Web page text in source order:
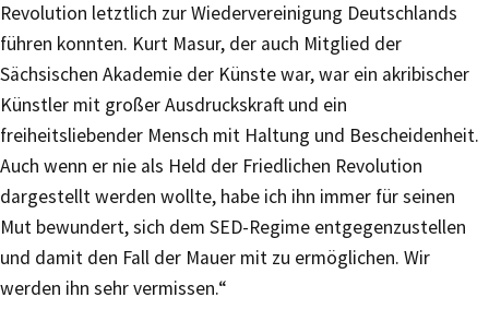
Revolution letztlich zur Wiedervereinigung Deutschlands
führen konnten. Kurt Masur, der auch Mitglied der
Sächsischen Akademie der Künste war, war ein akribischer
Künstler mit großer Ausdruckskraft und ein
freiheitsliebender Mensch mit Haltung und Bescheidenheit.
Auch wenn er nie als Held der Friedlichen Revolution
dargestellt werden wollte, habe ich ihn immer für seinen
Mut bewundert, sich dem SED-Regime entgegenzustellen
und damit den Fall der Mauer mit zu ermöglichen. Wir
werden ihn sehr vermissen.“